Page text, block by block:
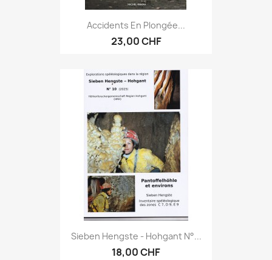
Accidents En Plongée...
23,00 CHF
Sieben Hengste - Hohgant N°...
18,00 CHF